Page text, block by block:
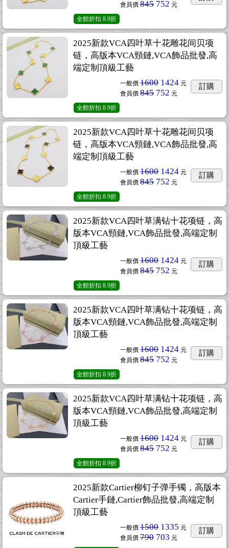
會員價 845 752 元
全館折扣 8.9折
2025新款VCA四叶草十花雕花间贝项
链，高版本VCA頸鏈,VCA飾品批發,高
端定制頂級工藝
一般價 1600 1424 元
會員價 845 752 元
訂購
全館折扣 8.9折
2025新款VCA四叶草十花雕花间贝项
链，高版本VCA頸鏈,VCA飾品批發,高
端定制頂級工藝
一般價 1600 1424 元
會員價 845 752 元
訂購
全館折扣 8.9折
2025新款VCA四叶草满钻十花项链，高
版本VCA頸鏈,VCA飾品批發,高端定制
頂級工藝
一般價 1600 1424 元
會員價 845 752 元
訂購
全館折扣 8.9折
2025新款VCA四叶草满钻十花项链，高
版本VCA頸鏈,VCA飾品批發,高端定制
頂級工藝
一般價 1600 1424 元
會員價 845 752 元
訂購
全館折扣 8.9折
2025新款VCA四叶草满钻十花项链，高
版本VCA頸鏈,VCA飾品批發,高端定制
頂級工藝
一般價 1600 1424 元
會員價 845 752 元
訂購
全館折扣 8.9折
2025新款Cartier柳钉子弹手镯，高版本
Cartier手鏈,Cartier飾品批發,高端定制
頂級工藝
一般價 1500 1335 元
會員價 790 703 元
訂購